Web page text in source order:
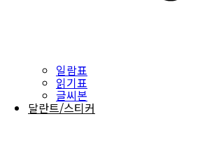
일람표
읽기표
글씨본
달란트/스티커